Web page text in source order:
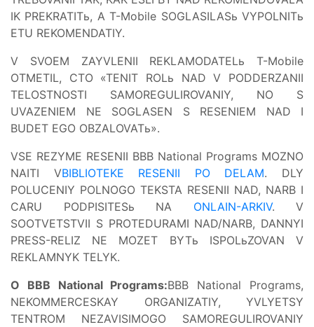
IK PREKRATITь, A T-Mobile SOGLASILASь VYPOLNITь
ETU REKOMENDATIY.
V SVOEM ZAYVLENII REKLAMODATELь T-Mobile
OTMETIL, CTO «TENIT ROLь NAD V PODDERZANII
TELOSTNOSTI SAMOREGULIROVANIY, NO S
UVAZENIEM NE SOGLASEN S RESENIEM NAD I
BUDET EGO OBZALOVATь».
VSE REZYME RESENII BBB National Programs MOZNO
NAITI VBIBLIOTEKE RESENII PO DELAM. DLY
POLUCENIY POLNOGO TEKSTA RESENII NAD, NARB I
CARU PODPISITESь NA ONLAIN-ARKIV. V
SOOTVETSTVII S PROTEDURAMI NAD/NARB, DANNYI
PRESS-RELIZ NE MOZET BYTь ISPOLьZOVAN V
REKLAMNYK TELYK.
O BBB National Programs:BBB National Programs,
NEKOMMERCESKAY ORGANIZATIY, YVLYETSY
TENTROM NEZAVISIMOGO SAMOREGULIROVANIY